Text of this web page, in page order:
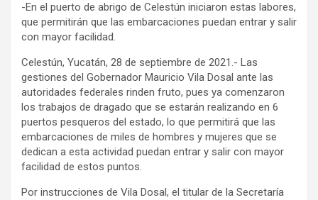
-En el puerto de abrigo de Celestún iniciaron estas labores,
que permitirán que las embarcaciones puedan entrar y salir
con mayor facilidad.
Celestún, Yucatán, 28 de septiembre de 2021.- Las
gestiones del Gobernador Mauricio Vila Dosal ante las
autoridades federales rinden fruto, pues ya comenzaron
los trabajos de dragado que se estarán realizando en 6
puertos pesqueros del estado, lo que permitirá que las
embarcaciones de miles de hombres y mujeres que se
dedican a esta actividad puedan entrar y salir con mayor
facilidad de estos puntos.
Por instrucciones de Vila Dosal, el titular de la Secretaría